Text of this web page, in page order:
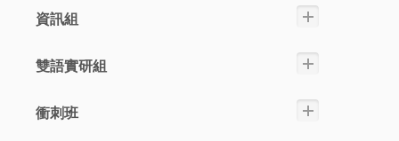
資訊組
雙語實研組
衝刺班